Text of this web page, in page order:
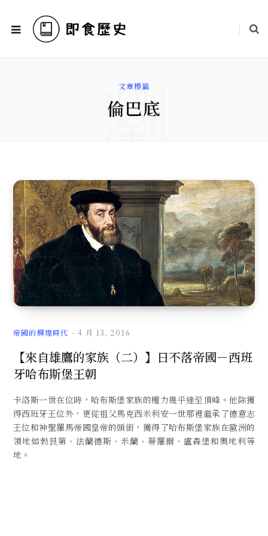
文章標籤
倫巴底
瀏
覽
文
章
帝國的輝煌時代 4 月 13, 2016
【來自雄鷹的家族（二）】日不落帝國－西班
牙哈布斯堡王朝
卡洛斯一世在位時，哈布斯堡家族的權力幾乎達至頂峰。他除獲
得西班牙王位外，更從祖父馬克西米利安一世那裡繼承了德意志
王位和神聖羅馬帝國皇帝的頭銜，獲得了哈布斯堡家族在歐洲的
領地如勃艮第、法蘭德斯、米蘭、蒂羅爾、盧森堡和奧地利等
地。